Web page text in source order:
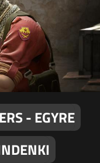
- EGYRE